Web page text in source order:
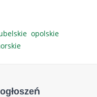
opolskie